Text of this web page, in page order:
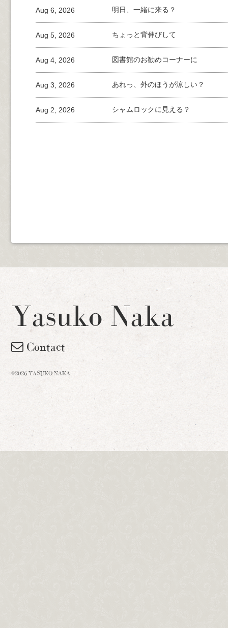
明日、一緒に来る？
Aug 6, 2026
ちょっと背伸びして
Aug 5, 2026
図書館のお勧めコーナーに
Aug 4, 2026
あれっ、外のほうが涼しい？
Aug 3, 2026
シャムロックに見える？
Aug 2, 2026
Yasuko Naka
Contact
©2026 YASUKO NAKA